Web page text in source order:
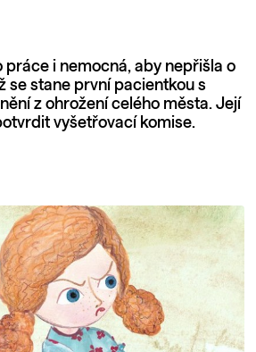
práce i nemocná, aby nepřišla o
se stane první pacientkou s
z ohrožení celého města. Její
vyšetřovací komise.